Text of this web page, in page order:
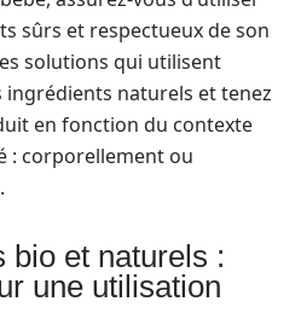
sûrs et respectueux de son
solutions qui utilisent
naturels et tenez
en fonction du contexte
: corporellement ou
bio et naturels :
une utilisation